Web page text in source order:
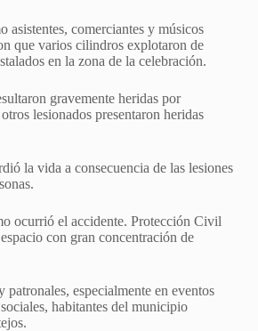
asistentes, comerciantes y músicos
que varios cilindros explotaron de
en la zona de la celebración.
gravemente heridas por
lesionados presentaron heridas
la vida a consecuencia de las lesiones
ocurrió el accidente. Protección Civil
con gran concentración de
especialmente en eventos
habitantes del municipio